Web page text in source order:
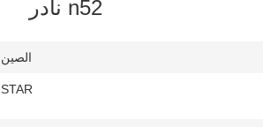
نادر n52
الصين
STAR